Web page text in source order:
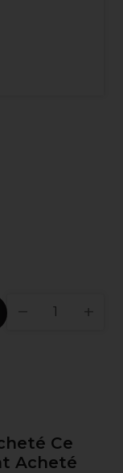
Ce
Acheté